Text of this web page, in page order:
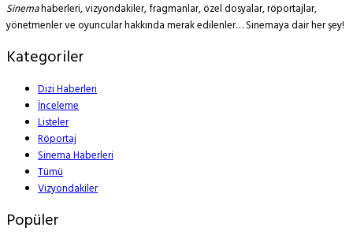
Sinemahaberleri, vizyondakiler, fragmanlar, özel dosyalar, röportajlar,
yönetmenler ve oyuncular hakkında merak edilenler… Sinemaya dair her şey!
Kategoriler
Dizi Haberleri
İnceleme
Listeler
Röportaj
Sinema Haberleri
Tümü
Vizyondakiler
Popüler